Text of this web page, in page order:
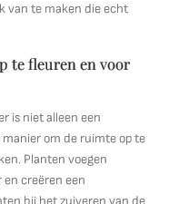
van te maken die echt
te fleuren en voor
is niet alleen een
om de ruimte op te
Planten voegen
creëren een
bij het zuiveren van de